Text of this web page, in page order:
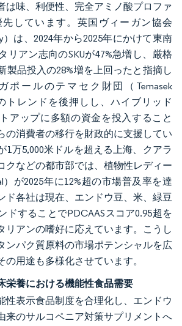
は味、利便性、完全アミノ酸プロファ
しています。英国ヴィーガン協会
）は、2024年から2025年にかけて東南
リアン志向のSKUが47%急増し、厳格
製品投入の28%増を上回ったと指摘し
ポールのテマセク財団（Temasek
トレンドを後押しし、ハイブリッド
アップに多額の資金を投入すること
の消費者の移行を財政的に支援してい
1万5,000米ドルを超える上海、クアラ
クなどの都市部では、植物性レディー
）が2025年に12%超の市場普及率を達
ド各社は現在、エンドウ豆、米、緑豆
ドすることでPDCAASスコア0.95超を
リアンの嗜好に応えています。こうし
ンパク質原料の市場ポテンシャルを広
の用途も多様化させています。
栄養における機能性食品需要
性表示食品制度を合理化し、エンドウ
来のサルコペニア対策サプリメントへ